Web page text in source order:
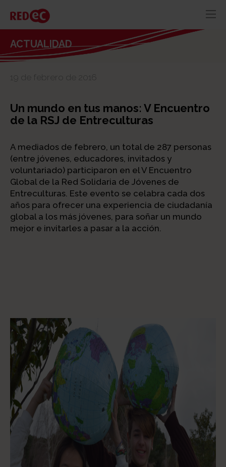
RECURSOS
CONTACTO
ACTUALIDAD
19 de febrero de 2016
Un mundo en tus manos: V Encuentro
de la RSJ de Entreculturas
A mediados de febrero, un total de 287 personas
(entre jóvenes, educadores, invitados y
voluntariado) participaron en el V Encuentro
Global de la Red Solidaria de Jóvenes de
Entreculturas. Este evento se celabra cada dos
años para ofrecer una experiencia de ciudadanía
global a los más jóvenes, para soñar un mundo
mejor e invitarles a pasar a la acción.